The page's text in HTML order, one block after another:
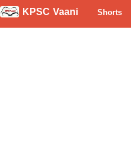
KPSC Vaani Shorts